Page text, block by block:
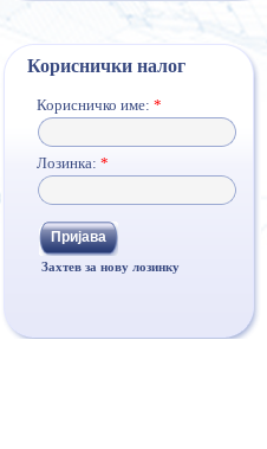
Кориснички налог
Корисничко име: *
Лозинка: *
Захтев за нову лозинку